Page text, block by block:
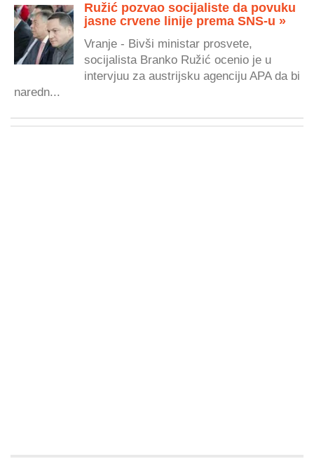
Ružić pozvao socijaliste da povuku
jasne crvene linije prema SNS-u »
Vranje - Bivši ministar prosvete,
socijalista Branko Ružić ocenio je u
intervjuu za austrijsku agenciju APA da bi
naredn...